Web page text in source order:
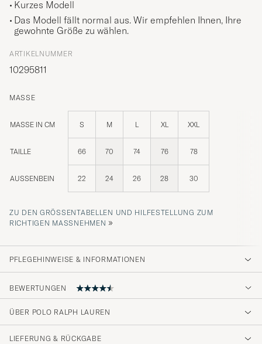
Kurzes Modell
Das Modell fällt normal aus. Wir empfehlen Ihnen, Ihre
gewohnte Größe zu wählen.
ARTIKELNUMMER
10295811
MASSE
MASSE IN CM S M L XL XXL
TAILLE 66 70 74 76 78
AUSSENBEIN 22 24 26 28 30
ZU DEN GRÖSSENTABELLEN UND HILFESTELLUNG ZUM R
ICHTIGEN MASSNEHMEN
»
PFLEGEHINWEISE & INFORMATIONEN
BEWERTUNGEN
4.2
ÜBER POLO RALPH LAUREN
LIEFERUNG & RÜCKGABE